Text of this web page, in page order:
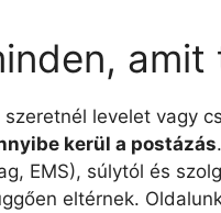
levelet vagy
kerül a postázás
EMS), súlytól és
eltérnek.